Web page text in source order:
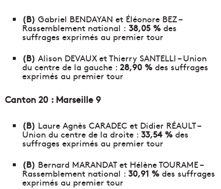
(B) Gabriel BENDAYAN et Éléonore BEZ –
Rassemblement national : 38,05 % des
suffrages exprimés au premier tour
(B) Alison DEVAUX et Thierry SANTELLI – Union
du centre de la gauche : 28,90 % des suffrages
exprimés au premier tour
Canton 20 : Marseille 9
(B) Laure Agnès CARADEC et Didier RÉAULT –
Union du centre de la droite : 33,54 % des
suffrages exprimés au premier tour
(B) Bernard MARANDAT et Hélène TOURAME –
Rassemblement national : 30,91 % des suffrages
exprimés au premier tour